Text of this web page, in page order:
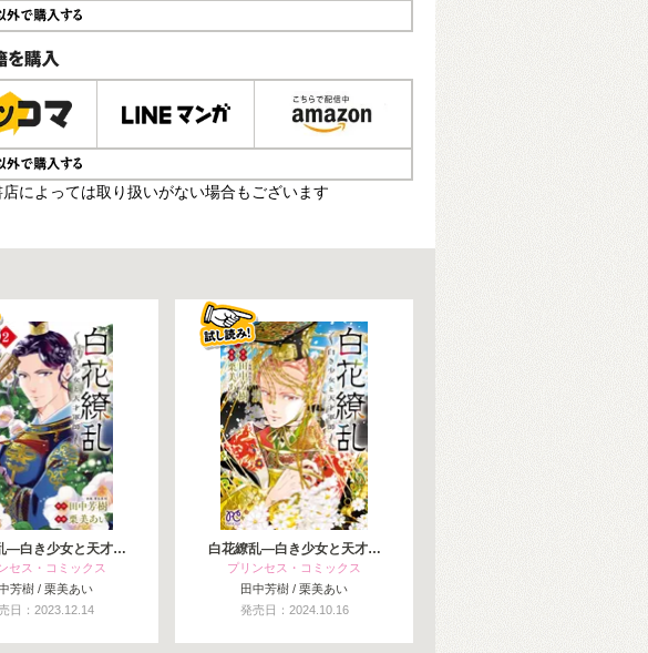
購入
によっては取り扱いがない場合もございます
—白き少女と天才…
セス・コミックス
芳樹 / 栗美あい
日：2023.12.14
白花繚乱—白き少女と天才…
プリンセス・コミックス
田中芳樹 / 栗美あい
発売日：2024.10.16